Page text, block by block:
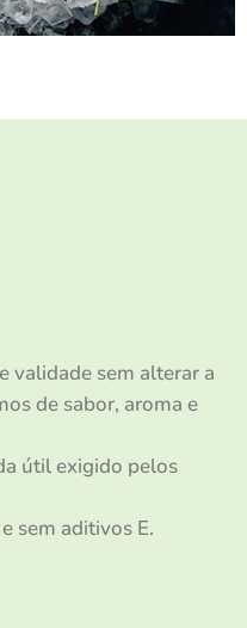
validade sem alterar a
de sabor, aroma e
útil exigido pelos
sem aditivos E.